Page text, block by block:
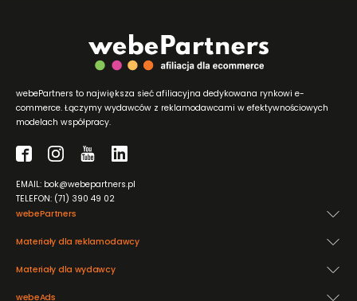
webePartners
Materiały dla reklamodawcy
Materiały dla wydawcy
webeAds
webePartners to największa sieć afiliacyjna dedykowana rynkowi e-
commerce. Łączymy wydawców z reklamodawcami w efektywnościowych
modelach współpracy.
EMAIL: bok@webepartners.pl
TELEFON: (71) 390 49 02